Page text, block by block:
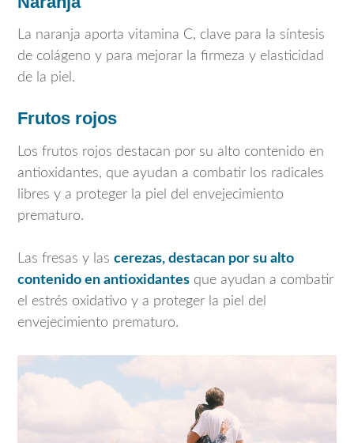
La naranja aporta vitamina C, clave para la síntesis
de colágeno y para mejorar la firmeza y elasticidad
de la piel.
Frutos rojos
Los frutos rojos destacan por su alto contenido en
antioxidantes, que ayudan a combatir los radicales
libres y a proteger la piel del envejecimiento
prematuro.
Las fresas y las cerezas, destacan por su alto
contenido en antioxidantes que ayudan a combatir
el estrés oxidativo y a proteger la piel del
envejecimiento prematuro.